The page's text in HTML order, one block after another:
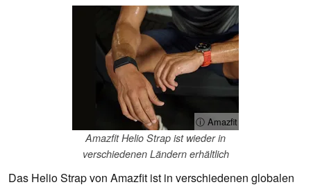
ⓘ Amazfit
Amazfit Helio Strap ist wieder in
verschiedenen Ländern erhältlich
Das Helio Strap von Amazfit ist in verschiedenen globalen